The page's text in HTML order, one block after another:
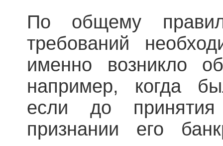
По общему
требований
именно возникло
например, когда
если до
признании его